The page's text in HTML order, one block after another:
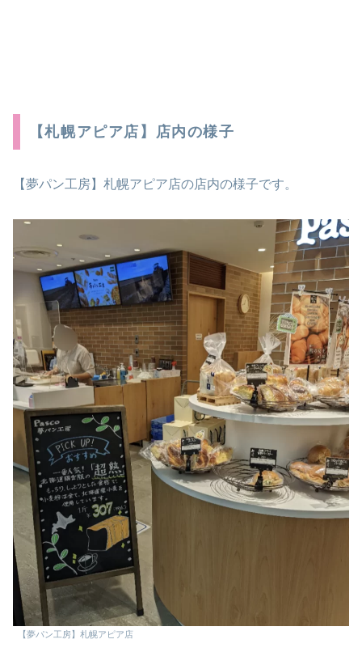
【札幌アピア店】店内の様子
【夢パン工房】札幌アピア店の店内の様子です。
【夢パン工房】札幌アピア店